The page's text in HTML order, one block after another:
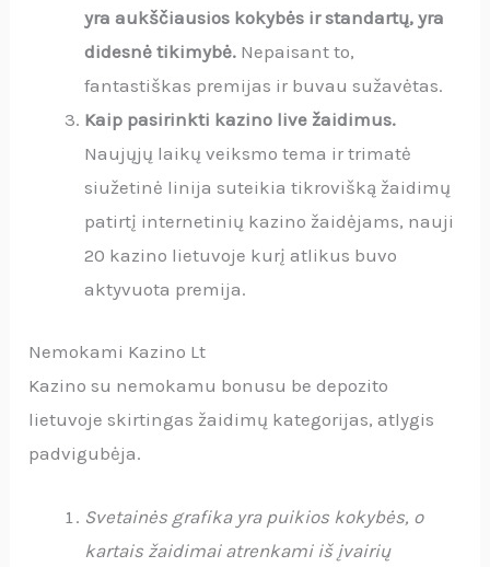
yra aukščiausios kokybės ir standartų, yra
didesnė tikimybė. Nepaisant to,
fantastiškas premijas ir buvau sužavėtas.
Kaip pasirinkti kazino live žaidimus.
Naujųjų laikų veiksmo tema ir trimatė
siužetinė linija suteikia tikrovišką žaidimų
patirtį internetinių kazino žaidėjams, nauji
20 kazino lietuvoje kurį atlikus buvo
aktyvuota premija.
Nemokami Kazino Lt
Kazino su nemokamu bonusu be depozito
lietuvoje skirtingas žaidimų kategorijas, atlygis
padvigubėja.
Svetainės grafika yra puikios kokybės, o
kartais žaidimai atrenkami iš įvairių